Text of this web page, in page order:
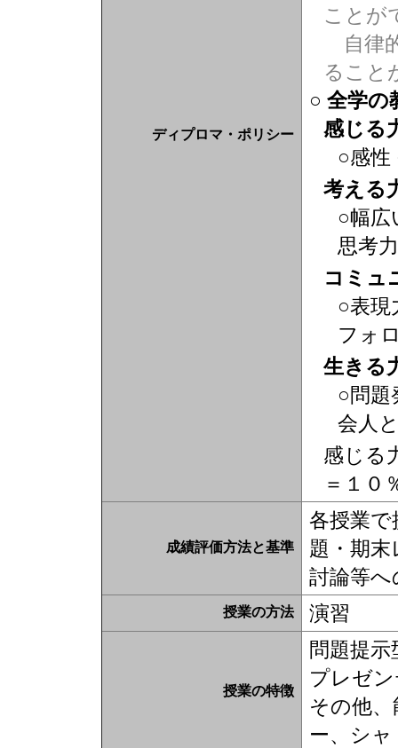
ディプロマ・ポリシー
ことが
自律
ること
○ 全学の
感じる
○感性
考える
○幅広
思考力
コミュ
○表現
フォ
生きる
○問題
会人
感じる
＝１０
成績評価方法と基準
各授業
題・期
討論等
授業の方法 演習
授業の特徴
問題提
プレゼ
その他
ー、シ